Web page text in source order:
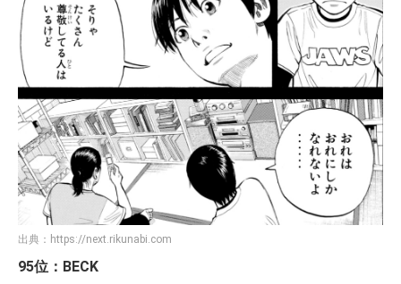
出典： https://next.rikunabi.com
95位：BECK